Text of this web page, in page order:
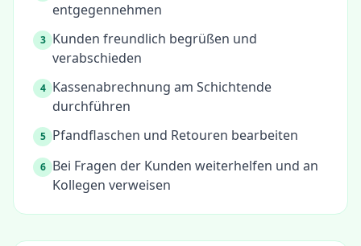
entgegennehmen
3 Kunden freundlich begrüßen und
verabschieden
4 Kassenabrechnung am Schichtende
durchführen
5 Pfandflaschen und Retouren bearbeiten
6 Bei Fragen der Kunden weiterhelfen und an
Kollegen verweisen